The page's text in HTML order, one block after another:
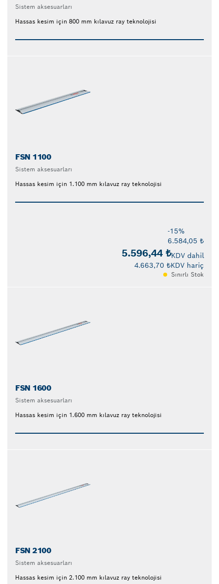
Sistem aksesuarları
Hassas kesim için 800 mm kılavuz ray teknolojisi
FSN 1100
Sistem aksesuarları
Hassas kesim için 1.100 mm kılavuz ray teknolojisi
-15%
6.584,05 ₺
5.596,44 ₺KDV dahil
4.663,70 ₺KDV hariç
Sınırlı Stok
FSN 1600
Sistem aksesuarları
Hassas kesim için 1.600 mm kılavuz ray teknolojisi
FSN 2100
Sistem aksesuarları
Hassas kesim için 2.100 mm kılavuz ray teknolojisi